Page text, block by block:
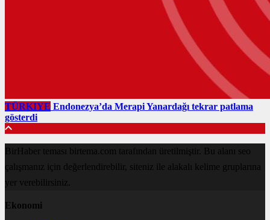
TÜRKIYE Endonezya’da Merapi Yanardağı tekrar patlama
gösterdi
BirHaber teması birtema.com tarafından üretilmiştir. Bu alanı seo
çalışmanız için değerlendirebilir, siteniz ile alakalı kelime gruplarına
yer verebilirsiniz.
Ekonomi